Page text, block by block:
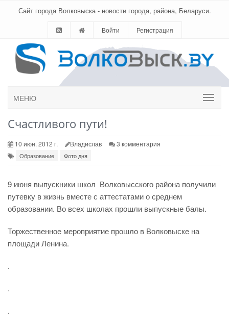
Сайт города Волковыска - новости города, района, Беларуси.
Войти Регистрация
МЕНЮ
Счастливого пути!
10 июн. 2012 г. Владислав 3 комментария
Образование Фото дня
9 июня выпускники школ Волковысского района получили
путевку в жизнь вместе с аттестатами о среднем
образовании. Во всех школах прошли выпускные балы.
Торжественное мероприятие прошло в Волковыске на
площади Ленина.
.
.
.